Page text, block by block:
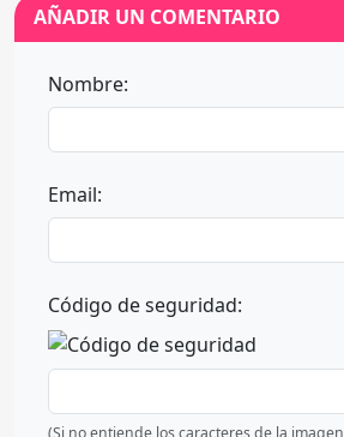
AÑADIR UN COMENTARIO
Nombre:
Email:
Código de seguridad:
(Si no entiende los caracteres de la imagen